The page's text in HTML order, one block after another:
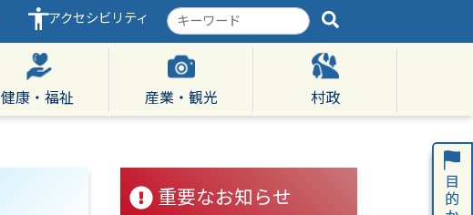
アクセシビリティ
検
索
キ
ー
ワ
ー
健康・福祉 産業・観光 村政
重要なお知らせ